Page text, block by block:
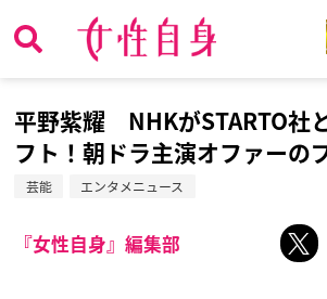
平野紫耀 NHKがSTARTO社
フト！朝ドラ主演オファーの
芸能 エンタメニュース
『女性自身』編集部